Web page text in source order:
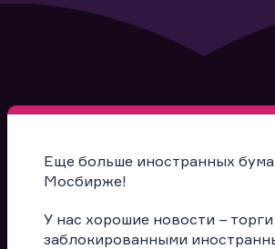
Еще больше иностранных
Мосбирже!
У нас хорошие новости – торги
заблокированными